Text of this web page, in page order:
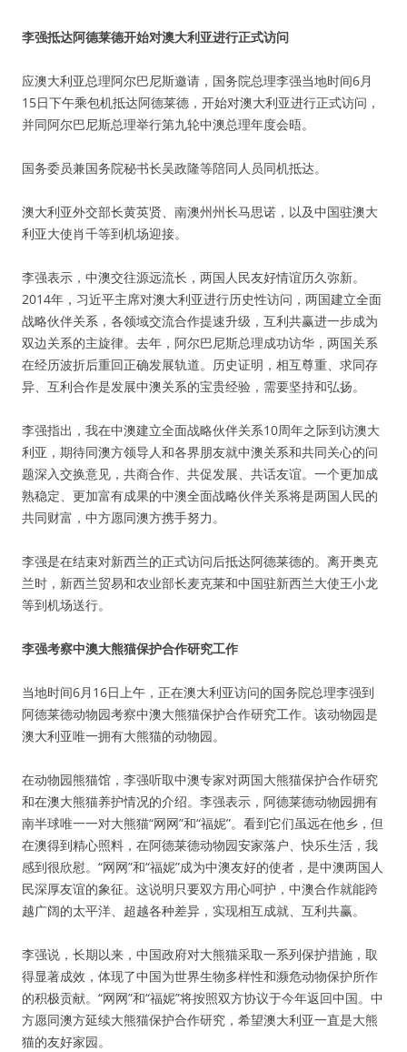
李强抵达阿德莱德开始对澳大利亚进行正式访问
应澳大利亚总理阿尔巴尼斯邀请，国务院总理李强当地时间6月
15日下午乘包机抵达阿德莱德，开始对澳大利亚进行正式访问，
并同阿尔巴尼斯总理举行第九轮中澳总理年度会晤。
国务委员兼国务院秘书长吴政隆等陪同人员同机抵达。
澳大利亚外交部长黄英贤、南澳州州长马思诺，以及中国驻澳大
利亚大使肖千等到机场迎接。
李强表示，中澳交往源远流长，两国人民友好情谊历久弥新。
2014年，习近平主席对澳大利亚进行历史性访问，两国建立全面
战略伙伴关系，各领域交流合作提速升级，互利共赢进一步成为
双边关系的主旋律。去年，阿尔巴尼斯总理成功访华，两国关系
在经历波折后重回正确发展轨道。历史证明，相互尊重、求同存
异、互利合作是发展中澳关系的宝贵经验，需要坚持和弘扬。
李强指出，我在中澳建立全面战略伙伴关系10周年之际到访澳大
利亚，期待同澳方领导人和各界朋友就中澳关系和共同关心的问
题深入交换意见，共商合作、共促发展、共话友谊。一个更加成
熟稳定、更加富有成果的中澳全面战略伙伴关系将是两国人民的
共同财富，中方愿同澳方携手努力。
李强是在结束对新西兰的正式访问后抵达阿德莱德的。离开奥克
兰时，新西兰贸易和农业部长麦克莱和中国驻新西兰大使王小龙
等到机场送行。
李强考察中澳大熊猫保护合作研究工作
当地时间6月16日上午，正在澳大利亚访问的国务院总理李强到
阿德莱德动物园考察中澳大熊猫保护合作研究工作。该动物园是
澳大利亚唯一拥有大熊猫的动物园。
在动物园熊猫馆，李强听取中澳专家对两国大熊猫保护合作研究
和在澳大熊猫养护情况的介绍。李强表示，阿德莱德动物园拥有
南半球唯一一对大熊猫“网网”和“福妮”。看到它们虽远在他乡，但
在澳得到精心照料，在阿德莱德动物园安家落户、快乐生活，我
感到很欣慰。“网网”和“福妮”成为中澳友好的使者，是中澳两国人
民深厚友谊的象征。这说明只要双方用心呵护，中澳合作就能跨
越广阔的太平洋、超越各种差异，实现相互成就、互利共赢。
李强说，长期以来，中国政府对大熊猫采取一系列保护措施，取
得显著成效，体现了中国为世界生物多样性和濒危动物保护所作
的积极贡献。“网网”和“福妮”将按照双方协议于今年返回中国。中
方愿同澳方延续大熊猫保护合作研究，希望澳大利亚一直是大熊
猫的友好家园。